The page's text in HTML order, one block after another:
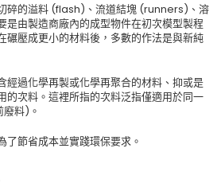
碎的溢料 (flash)、流道結塊 (runners)、溶
是由製造商廠內的成型物件在初次模型製程
碾壓成更小的材料後，多數的作法是與新純
經過化學再製或化學再聚合的材料、抑或是
的次料。這裡所指的次料泛指僅適用於同一
料)。
了節省成本並實踐環保要求。